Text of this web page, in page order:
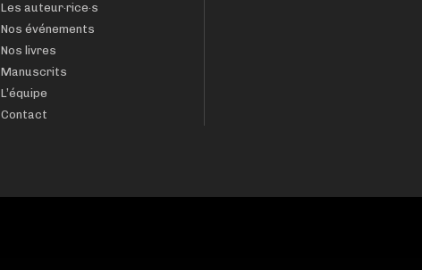
Les auteur·rice·s
Nos événements
Nos livres
Manuscrits
L’équipe
Contact